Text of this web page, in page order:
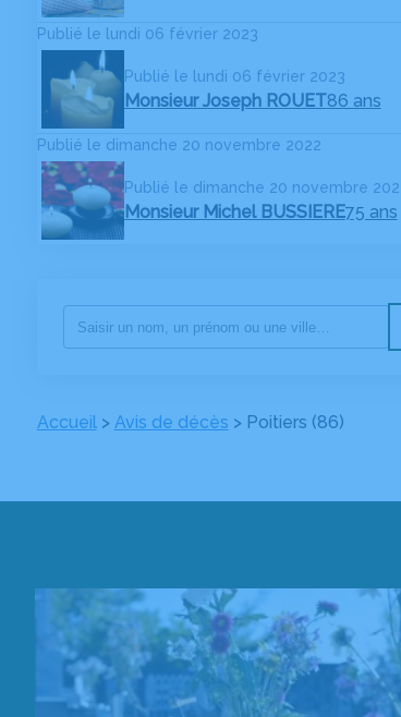
Publié le lundi 06 février 2023
Publié le lundi 06 février 2023
Monsieur Joseph ROUET86 ans
Publié le dimanche 20 novembre 2022
Publié le dimanche 20 novembre
Monsieur Michel BUSSIERE75 ans
Accueil> Avis de décès > Poitiers (86)